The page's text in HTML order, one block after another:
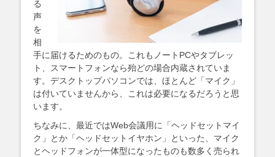
る
声
を
相
手に届けるためのもの。これもノートPCやタブレッ
ト、スマートフォンなら殆どの場合内蔵されていま
す。デスクトップパソコンでは、ほとんど「マイク」
は付いていませんから、これは必要になるだろうと思
います。
ちなみに、最近ではWeb会議用に「ヘッドセットマイ
ク」とか「ヘッドセットイヤホン」といった、マイク
とヘッドフォンが一体型になったものも数多く売られ